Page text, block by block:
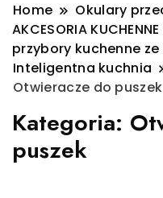
Home Okulary
AKCESORIA
przybory kuchenne
Inteligentna kuchnia
Otwieracze do puszek
Kategoria:
puszek